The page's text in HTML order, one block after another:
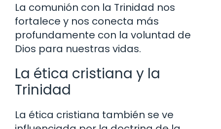
La comunión con la Trinidad nos
fortalece y nos conecta más
profundamente con la voluntad de
Dios para nuestras vidas.
La ética cristiana y la
Trinidad
La ética cristiana también se ve